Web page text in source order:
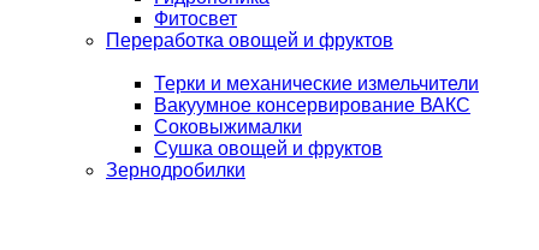
Фитосвет
Переработка овощей и фруктов
Терки и механические измельчители
Вакуумное консервирование ВАКС
Соковыжималки
Сушка овощей и фруктов
Зернодробилки